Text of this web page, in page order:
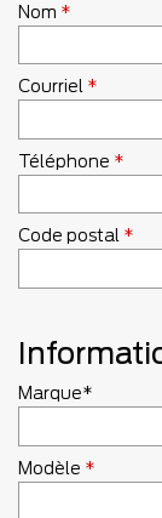
Nom *
Courriel *
Téléphone *
Code postal *
Marque*
Modèle *